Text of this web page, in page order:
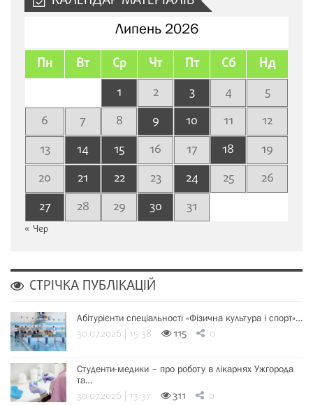
Липень 2026
Пн Вт Ср Чт Пт Сб Нд
1 2 3 4
5
6
7 8 9 10 11
12
13
14 15 16 17 18
19
20
21 22 23 24 25
26
27
28 29 30 31
« Чер
СТРІЧКА ПУБЛІКАЦІЙ
Абітурієнти спеціальності «Фізична культура і спорт»…
30.07.2026 | 15:38 115 0
Студенти-медики – про роботу в лікарнях Ужгорода
та…
30.07.2026 | 13:37 311 0